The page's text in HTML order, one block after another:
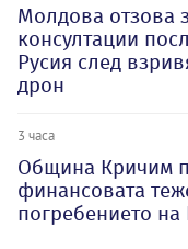
Молдова отзова
консултации
Русия след
дрон
3 часа
Община Кричим
финансовата
погребението на